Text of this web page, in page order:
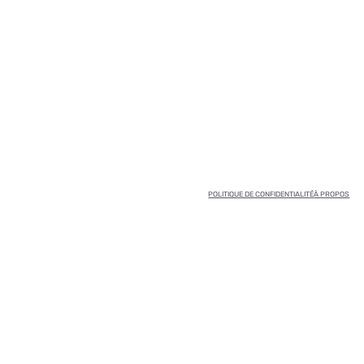
POLITIQUE DE CONFIDENTIALITÉÀ PROPOS